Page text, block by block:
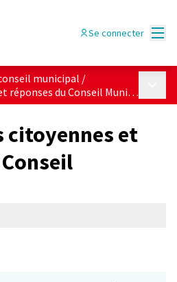
Se connecter
municipal /
du Conseil Municipal
citoyennes et